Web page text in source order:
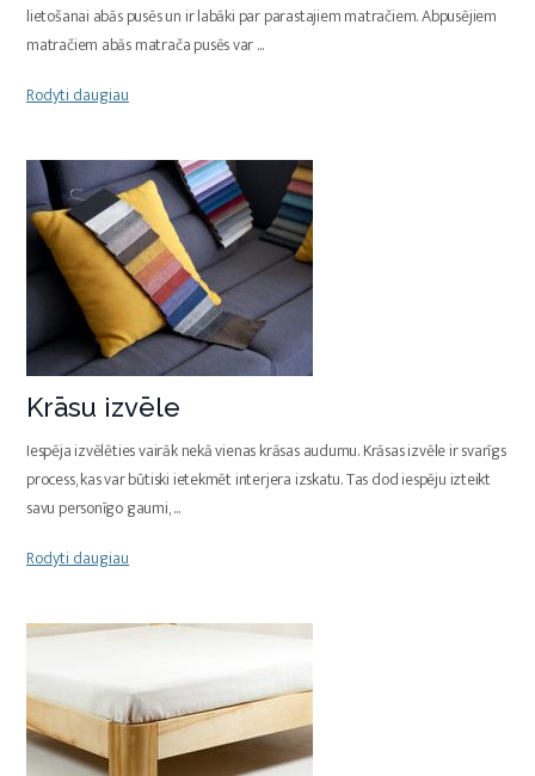
lietošanai abās pusēs un ir labāki par parastajiem matračiem. Abpusējiem
matračiem abās matrača pusēs var...
Rodyti daugiau
Krāsu izvēle
Iespēja izvēlēties vairāk nekā vienas krāsas audumu. Krāsas izvēle ir svarīgs
process, kas var būtiski ietekmēt interjera izskatu. Tas dod iespēju izteikt
savu personīgo gaumi,...
Rodyti daugiau